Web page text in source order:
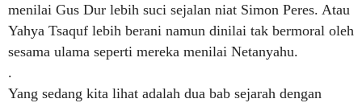
menilai Gus Dur lebih suci sejalan niat Simon Peres. Atau
Yahya Tsaquf lebih berani namun dinilai tak bermoral oleh
sesama ulama seperti mereka menilai Netanyahu.
.
Yang sedang kita lihat adalah dua bab sejarah dengan